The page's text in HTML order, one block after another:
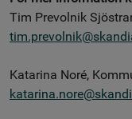
Tim Prevolnik
Katarina Noré,